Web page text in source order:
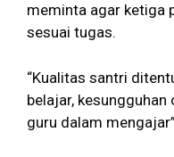
meminta agar ketiga
sesuai tugas.
“Kualitas santri
belajar, kesungguhan
guru dalam